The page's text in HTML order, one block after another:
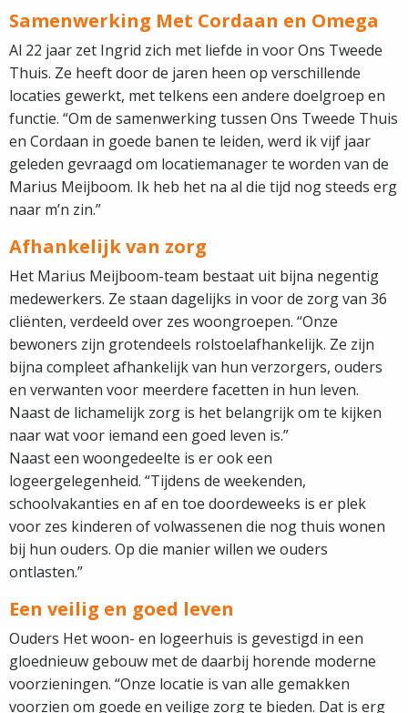
Samenwerking Met Cordaan en Omega
Al 22 jaar zet Ingrid zich met liefde in voor Ons Tweede
Thuis. Ze heeft door de jaren heen op verschillende
locaties gewerkt, met telkens een andere doelgroep en
functie. “Om de samenwerking tussen Ons Tweede Thuis
en Cordaan in goede banen te leiden, werd ik vijf jaar
geleden gevraagd om locatiemanager te worden van de
Marius Meijboom. Ik heb het na al die tijd nog steeds erg
naar m’n zin.”
Afhankelijk van zorg
Het Marius Meijboom-team bestaat uit bijna negentig
medewerkers. Ze staan dagelijks in voor de zorg van 36
cliënten, verdeeld over zes woongroepen. “Onze
bewoners zijn grotendeels rolstoelafhankelijk. Ze zijn
bijna compleet afhankelijk van hun verzorgers, ouders
en verwanten voor meerdere facetten in hun leven.
Naast de lichamelijk zorg is het belangrijk om te kijken
naar wat voor iemand een goed leven is.”
Naast een woongedeelte is er ook een
logeergelegenheid. “Tijdens de weekenden,
schoolvakanties en af en toe doordeweeks is er plek
voor zes kinderen of volwassenen die nog thuis wonen
bij hun ouders. Op die manier willen we ouders
ontlasten.”
Een veilig en goed leven
Ouders Het woon- en logeerhuis is gevestigd in een
gloednieuw gebouw met de daarbij horende moderne
voorzieningen. “Onze locatie is van alle gemakken
voorzien om goede en veilige zorg te bieden. Dat is erg